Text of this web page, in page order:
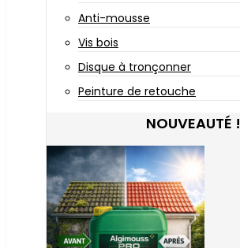
Anti-mousse
Vis bois
Disque à tronçonner
Peinture de retouche
NOUVEAUTÉ !